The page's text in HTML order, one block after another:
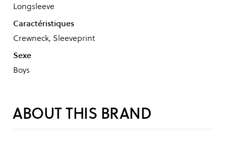
Longsleeve
Caractéristiques
Crewneck, Sleeveprint
Sexe
Boys
ABOUT THIS BRAND